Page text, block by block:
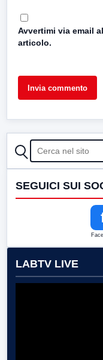
Avvertimi via email
articolo.
CERCA
SEGUICI SUI
LABTV LIVE